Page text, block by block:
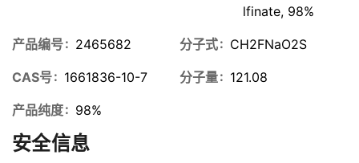
lfinate, 98%
产品编号 2465682 分子式 CH2FNaO2S
CAS号 1661836-10-7 分子量 121.08
产品纯度 98%
安全信息